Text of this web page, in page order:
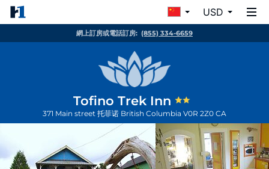
USD
網上訂房或電話訂房: (855) 334-6659
Tofino Trek Inn
371 Main street 托菲诺 British Columbia V0R 2Z0 CA